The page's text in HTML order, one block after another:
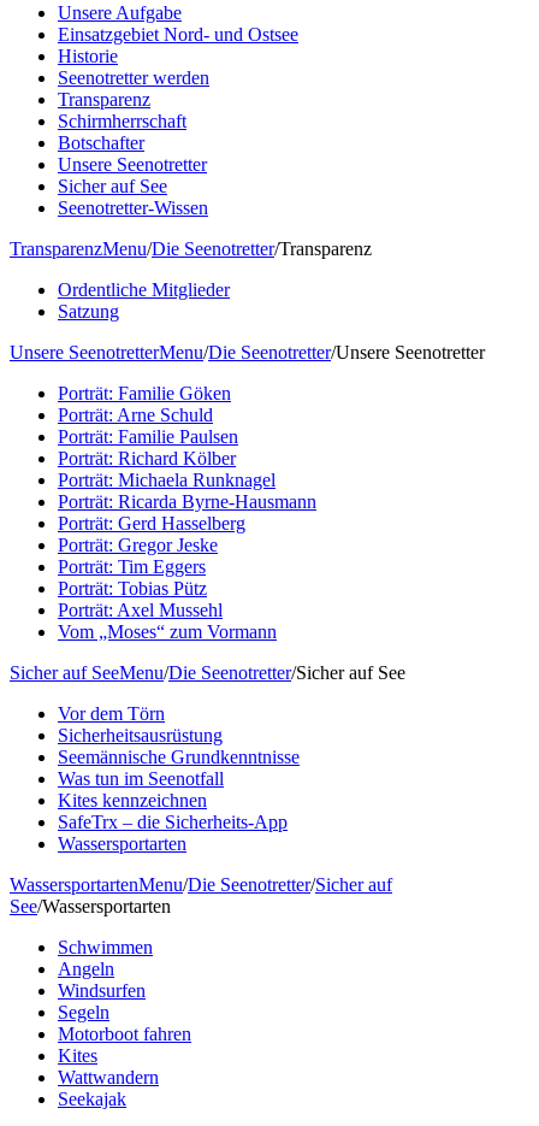
Unsere Aufgabe
Einsatzgebiet Nord- und Ostsee
Historie
Seenotretter werden
Transparenz
Schirmherrschaft
Botschafter
Unsere Seenotretter
Sicher auf See
Seenotretter-Wissen
TransparenzMenu/Die Seenotretter/Transparenz
Ordentliche Mitglieder
Satzung
Unsere SeenotretterMenu/Die Seenotretter/Unsere Seenotretter
Porträt: Familie Göken
Porträt: Arne Schuld
Porträt: Familie Paulsen
Porträt: Richard Kölber
Porträt: Michaela Runknagel
Porträt: Ricarda Byrne-Hausmann
Porträt: Gerd Hasselberg
Porträt: Gregor Jeske
Porträt: Tim Eggers
Porträt: Tobias Pütz
Porträt: Axel Mussehl
Vom „Moses“ zum Vormann
Sicher auf SeeMenu/Die Seenotretter/Sicher auf See
Vor dem Törn
Sicherheitsausrüstung
Seemännische Grundkenntnisse
Was tun im Seenotfall
Kites kennzeichnen
SafeTrx – die Sicherheits-App
Wassersportarten
WassersportartenMenu/Die Seenotretter/Sicher auf
See/Wassersportarten
Schwimmen
Angeln
Windsurfen
Segeln
Motorboot fahren
Kites
Wattwandern
Seekajak